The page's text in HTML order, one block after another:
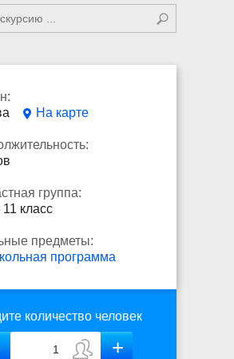
На карте
группа:
класс
предметы:
программа
количество человек